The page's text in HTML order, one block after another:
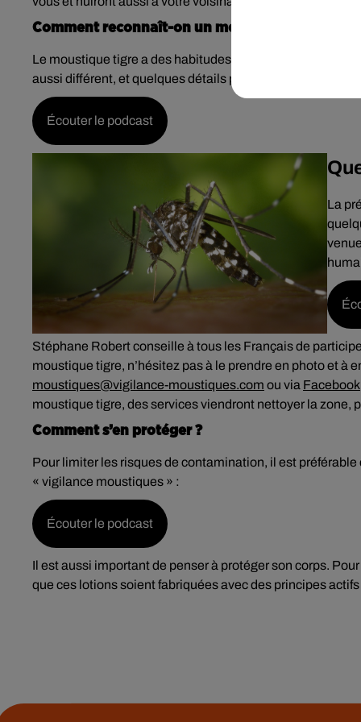
Comment reconnaît-on un moustique tigre ?
Le moustique tigre a des habitudes de vies différentes
aussi différent, et quelques détails permettent de le
Écouter le podcast
La
Stéphane Robert conseille à tous les Français de
moustique tigre, n’hésitez pas à le prendre en photo et à
moustiques@vigilance-moustiques.com ou via Facebook
moustique tigre, des services viendront nettoyer la zone,
Comment s’en protéger ?
Pour limiter les risques de contamination, il est
« vigilance moustiques » :
Écouter le podcast
Il est aussi important de penser à protéger son corps.
que ces lotions soient fabriquées avec des principes actifs